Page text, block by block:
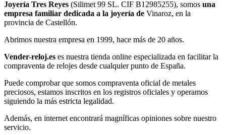
Joyería Tres Reyes (Silimet 99 SL. CIF B12985255), somos una
empresa familiar dedicada a la joyería de Vinaroz, en la
provincia de Castellón.
Abrimos nuestra empresa en 1999, hace más de 20 años.
Vender-reloj.es es nuestra tienda online especializada en facilitar la
compraventa de relojes desde cualquier punto de España.
Puede comprobar que somos compraventa oficial de metales
preciosos, estamos inscritos en los registros oficiales y operamos
siguiendo la más estricta legalidad.
Además, en internet encontrará magníficas opiniones sobre nuestro
servicio.